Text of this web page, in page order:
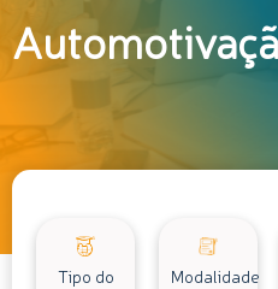
Tipo do
Modalidade